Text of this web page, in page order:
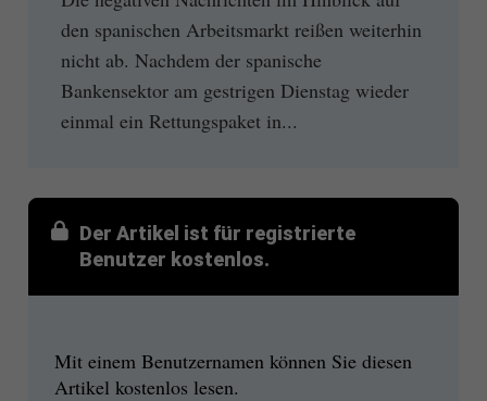
den spanischen Arbeitsmarkt reißen weiterhin
nicht ab. Nachdem der spanische
Bankensektor am gestrigen Dienstag wieder
einmal ein Rettungspaket in...
Der Artikel ist für registrierte
Benutzer kostenlos.
Mit einem Benutzernamen können Sie diesen
Artikel kostenlos lesen.